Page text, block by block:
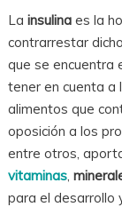
La insulinaes la
contrarrestar
que se encuentra
tener en cuenta a
alimentos que
oposición a los
entre otros,
vitaminas,
para el desarrollo